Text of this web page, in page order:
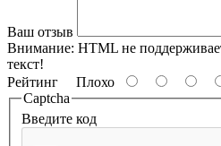
Ваш отзыв
Внимание: HTML не
текст!
Рейтинг Плохо
Captcha
Введите код